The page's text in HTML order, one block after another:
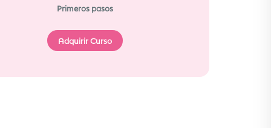
Primeros pasos
Adquirir Curso